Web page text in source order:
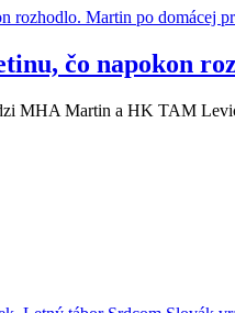
čo napokon
MHA Martin a HK TAM